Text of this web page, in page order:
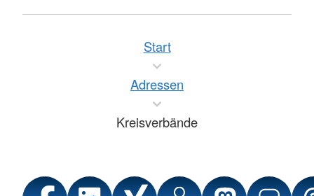
Start
Adressen
Kreisverbände